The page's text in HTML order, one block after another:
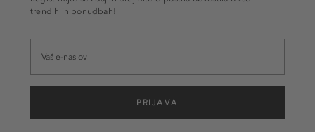
trendih in ponudbah!
PRIJAVA